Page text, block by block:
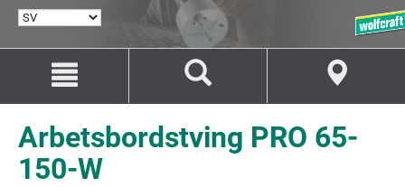
innehåll
navigation
Arbetsbordstving PRO 65-
150-W